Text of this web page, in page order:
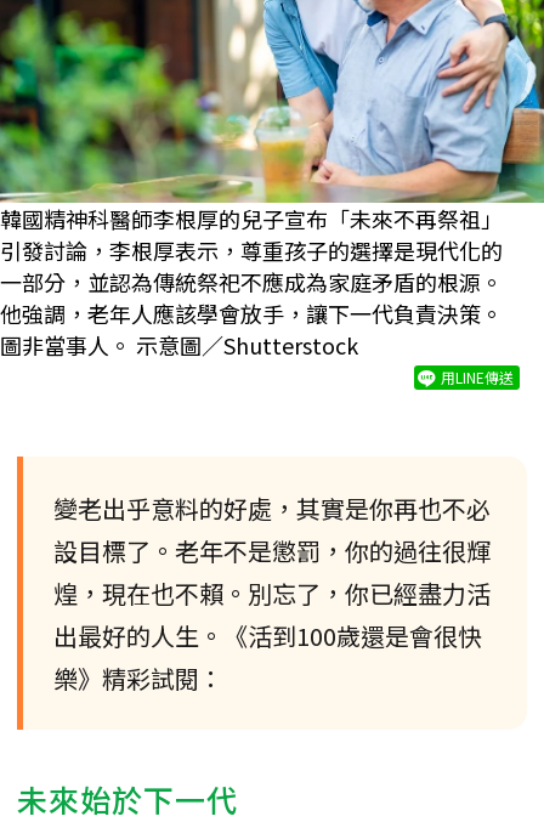
韓國精神科醫師李根厚的兒子宣布「未來不再祭祖」
引發討論，李根厚表示，尊重孩子的選擇是現代化的
一部分，並認為傳統祭祀不應成為家庭矛盾的根源。
他強調，老年人應該學會放手，讓下一代負責決策。
圖非當事人。 示意圖／Shutterstock
用LINE傳送
變老出乎意料的好處，其實是你再也不必
設目標了。老年不是懲罰，你的過往很輝
煌，現在也不賴。別忘了，你已經盡力活
出最好的人生。《活到100歲還是會很快
樂》精彩試閱：
未來始於下一代